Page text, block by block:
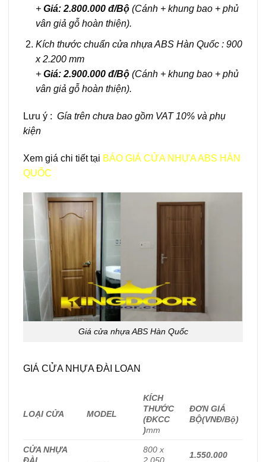
+ Giá: 2.800.000 đ/Bộ(Cánh + khung bao + phủ
vân giả gỗ hoàn thiện).
Kích thước chuẩn cửa nhựa ABS Hàn Quốc : 900
x 2.200 mm
+Giá: 2.900.000 đ/Bộ(Cánh + khung bao + phủ
vân giả gỗ hoàn thiện).
Lưu ý : Gía trên chưa bao gồm VAT 10% và phụ
kiện
Xem giá chi tiết tại BÁO GIÁ CỬA NHỰA ABS HÀN
QUỐC
Giá cửa nhựa ABS Hàn Quốc
GIÁ CỬA NHỰA ĐÀI LOAN
LOẠI CỬA MODEL
KÍCH
THƯỚC
(ĐKCC
)mm
ĐƠN GIÁ
BỘ(VNĐ/Bộ)
CỬA NHỰA
ĐÀI
800 x
2.050
1.550.000